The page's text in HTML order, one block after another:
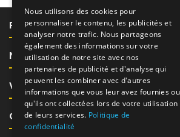
PRODUITS
NOTRE SOCIÉTÉ
VOTRE COMPTE
CONTACT
Nous utilisons des cookies pour
personnaliser le contenu, les publicités et
analyser notre trafic. Nous partageons
également des informations sur votre
utilisation de notre site avec nos
partenaires de publicité et d'analyse qui
peuvent les combiner avec d'autres
informations que vous leur avez fournies ou
qu'ils ont collectées lors de votre utilisation
de leurs services. Politique de
confidentialité